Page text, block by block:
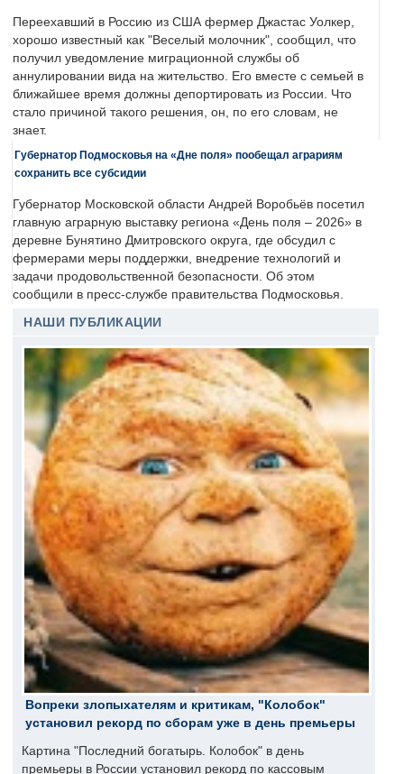
Переехавший в Россию из США фермер Джастас Уолкер,
хорошо известный как "Веселый молочник", сообщил, что
получил уведомление миграционной службы об
аннулировании вида на жительство. Его вместе с семьей в
ближайшее время должны депортировать из России. Что
стало причиной такого решения, он, по его словам, не
знает.
Губернатор Подмосковья на «Дне поля» пообещал аграриям
сохранить все субсидии
Губернатор Московской области Андрей Воробьёв посетил
главную аграрную выставку региона «День поля – 2026» в
деревне Бунятино Дмитровского округа, где обсудил с
фермерами меры поддержки, внедрение технологий и
задачи продовольственной безопасности. Об этом
сообщили в пресс-службе правительства Подмосковья.
НАШИ ПУБЛИКАЦИИ
Вопреки злопыхателям и критикам, "Колобок"
установил рекорд по сборам уже в день премьеры
Картина "Последний богатырь. Колобок" в день
премьеры в России установил рекорд по кассовым